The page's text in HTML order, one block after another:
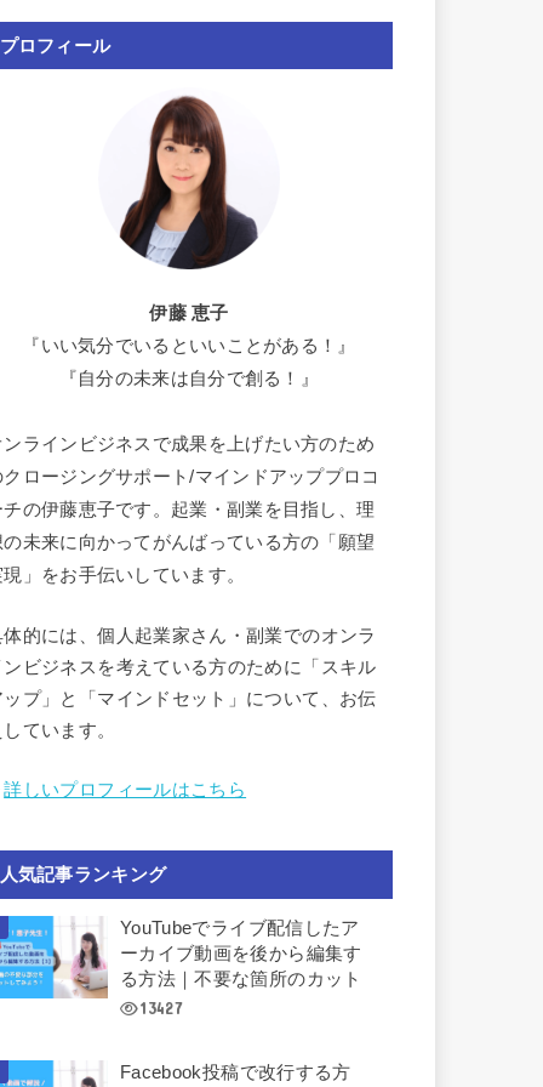
プロフィール
伊藤 恵子
『いい気分でいるといいことがある！』
『自分の未来は自分で創る！』
ンラインビジネスで成果を上げたい方のため
クロージングサポート/マインドアッププロコ
チの伊藤恵子です。起業・副業を目指し、理
の未来に向かってがんばっている方の「願望
現」をお手伝いしています。
体的には、個人起業家さん・副業でのオンラ
ンビジネスを考えている方のために「スキル
ップ」と「マインドセット」について、お伝
ています。
詳しいプロフィールはこちら
人気記事ランキング
YouTubeでライブ配信したア
ーカイブ動画を後から編集す
る方法｜不要な箇所のカット
13427
Facebook投稿で改行する方